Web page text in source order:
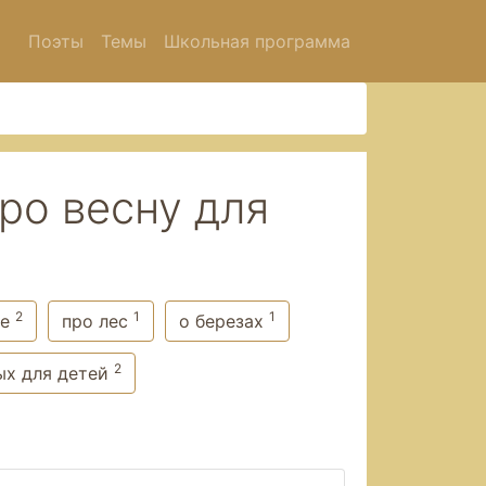
Поэты Темы Школьная программа
весну для
2 про лес 1 о березах 1
для детей 2